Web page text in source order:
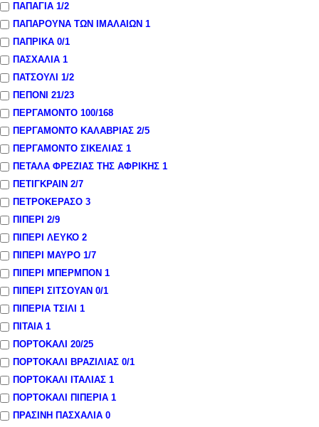
ΠΑΠΑΓΙΑ 1/2
ΠΑΠΑΡΟΥΝΑ ΤΩΝ ΙΜΑΛΑΙΩΝ 1
ΠΑΠΡΙΚΑ 0/1
ΠΑΣΧΑΛΙΑ 1
ΠΑΤΣΟΥΛΙ 1/2
ΠΕΠΟΝΙ 21/23
ΠΕΡΓΑΜΟΝΤΟ 100/168
ΠΕΡΓΑΜΟΝΤΟ ΚΑΛΑΒΡΙΑΣ 2/5
ΠΕΡΓΑΜΟΝΤΟ ΣΙΚΕΛΙΑΣ 1
ΠΕΤΑΛΑ ΦΡΕΖΙΑΣ ΤΗΣ ΑΦΡΙΚΗΣ 1
ΠΕΤΙΓΚΡΑΙΝ 2/7
ΠΕΤΡΟΚΕΡΑΣΟ 3
ΠΙΠΕΡΙ 2/9
ΠΙΠΕΡΙ ΛΕΥΚΟ 2
ΠΙΠΕΡΙ ΜΑΥΡΟ 1/7
ΠΙΠΕΡΙ ΜΠΕΡΜΠΟΝ 1
ΠΙΠΕΡΙ ΣΙΤΣΟΥΑΝ 0/1
ΠΙΠΕΡΙΑ ΤΣΙΛΙ 1
ΠΙΤΑΙΑ 1
ΠΟΡΤΟΚΑΛΙ 20/25
ΠΟΡΤΟΚΑΛΙ ΒΡΑΖΙΛΙΑΣ 0/1
ΠΟΡΤΟΚΑΛΙ ΙΤΑΛΙΑΣ 1
ΠΟΡΤΟΚΑΛΙ ΠΙΠΕΡΙΑ 1
ΠΡΑΣΙΝΗ ΠΑΣΧΑΛΙΑ 0